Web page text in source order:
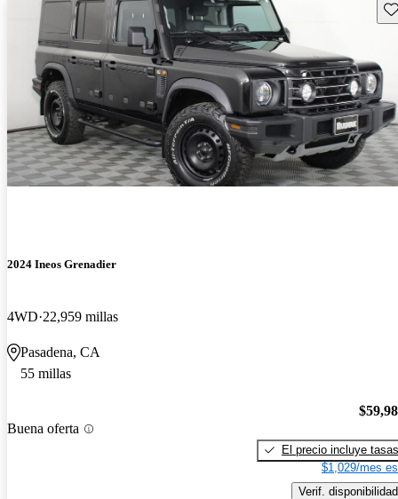
2024 Ineos Grenadier
4WD 22,959 millas
Pasadena, CA
55 millas
Buena oferta
El precio incluye tasas
$1,029/mes
Verif. disponibilidad